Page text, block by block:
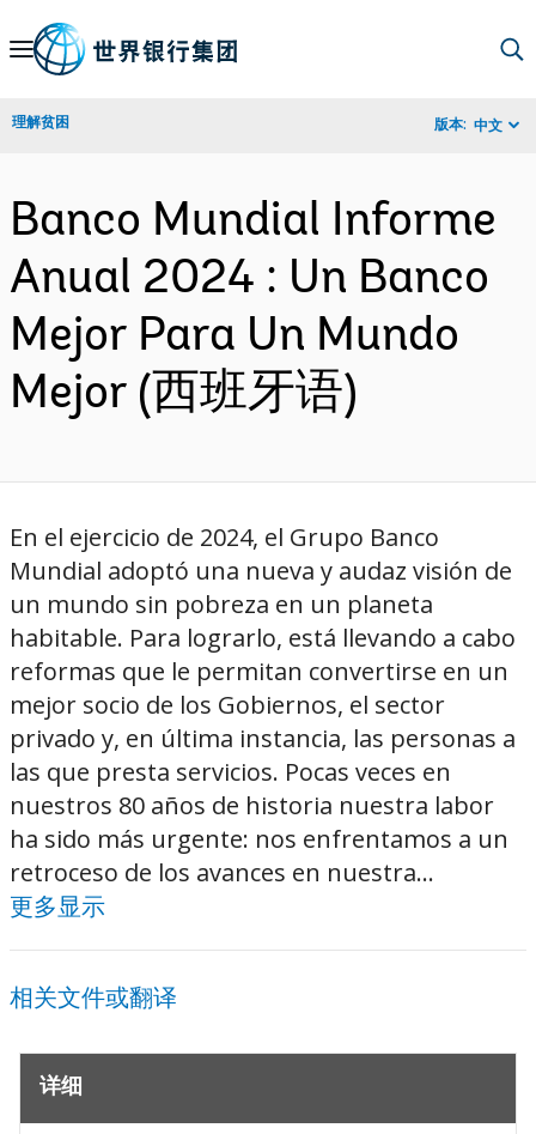
Skip
Navigation
理解贫困 版本: 中文
Banco Mundial Informe
Anual 2024 : Un Banco
Mejor Para Un Mundo
Mejor (西班牙语)
En el ejercicio de 2024, el Grupo Banco
Mundial adoptó una nueva y audaz visión de
un mundo sin pobreza en un planeta
habitable. Para lograrlo, está llevando a cabo
reformas que le permitan convertirse en un
mejor socio de los Gobiernos, el sector
privado y, en última instancia, las personas a
las que presta servicios. Pocas veces en
nuestros 80 años de historia nuestra labor
ha sido más urgente: nos enfrentamos a un
retroceso de los avances en nuestra...
更多显示
相关文件或翻译
详细